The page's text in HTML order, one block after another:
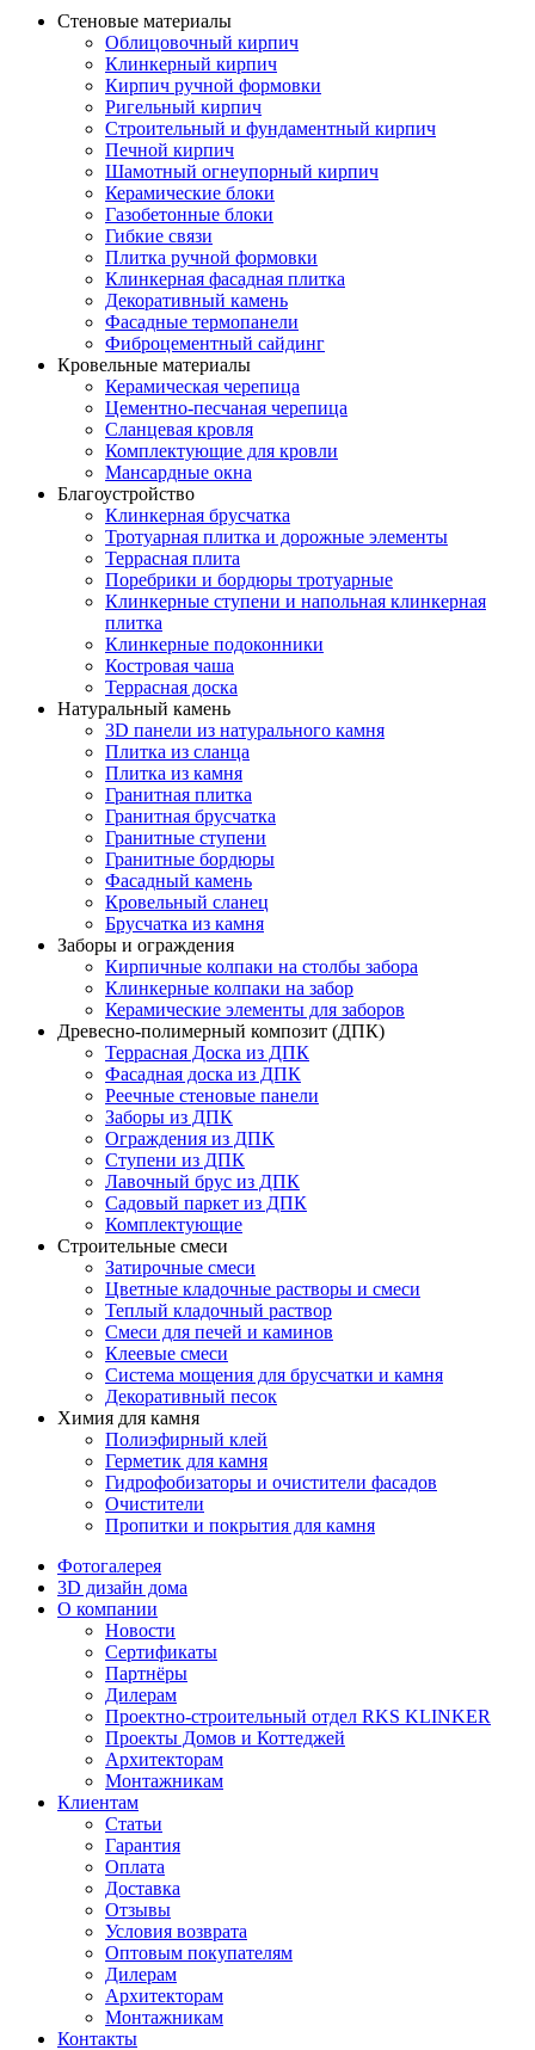
Стеновые материалы
Облицовочный кирпич
Клинкерный кирпич
Кирпич ручной формовки
Ригельный кирпич
Строительный и фундаментный кирпич
Печной кирпич
Шамотный огнеупорный кирпич
Керамические блоки
Газобетонные блоки
Гибкие связи
Плитка ручной формовки
Клинкерная фасадная плитка
Декоративный камень
Фасадные термопанели
Фиброцементный сайдинг
Кровельные материалы
Керамическая черепица
Цементно-песчаная черепица
Сланцевая кровля
Комплектующие для кровли
Мансардные окна
Благоустройство
Клинкерная брусчатка
Тротуарная плитка и дорожные элементы
Террасная плита
Поребрики и бордюры тротуарные
Клинкерные ступени и напольная клинкерная
плитка
Клинкерные подоконники
Костровая чаша
Террасная доска
Натуральный камень
3D панели из натурального камня
Плитка из сланца
Плитка из камня
Гранитная плитка
Гранитная брусчатка
Гранитные ступени
Гранитные бордюры
Фасадный камень
Кровельный сланец
Брусчатка из камня
Заборы и ограждения
Кирпичные колпаки на столбы забора
Клинкерные колпаки на забор
Керамические элементы для заборов
Древесно-полимерный композит (ДПК)
Террасная Доска из ДПК
Фасадная доска из ДПК
Реечные стеновые панели
Заборы из ДПК
Ограждения из ДПК
Ступени из ДПК
Лавочный брус из ДПК
Садовый паркет из ДПК
Комплектующие
Строительные смеси
Затирочные смеси
Цветные кладочные растворы и смеси
Теплый кладочный раствор
Смеси для печей и каминов
Клеевые смеси
Система мощения для брусчатки и камня
Декоративный песок
Химия для камня
Полиэфирный клей
Герметик для камня
Гидрофобизаторы и очистители фасадов
Очистители
Пропитки и покрытия для камня
Фотогалерея
3D дизайн дома
О компании
Новости
Сертификаты
Партнёры
Дилерам
Проектно-строительный отдел RKS KLINKER
Проекты Домов и Коттеджей
Архитекторам
Монтажникам
Клиентам
Статьи
Гарантия
Оплата
Доставка
Отзывы
Условия возврата
Оптовым покупателям
Дилерам
Архитекторам
Монтажникам
Контакты